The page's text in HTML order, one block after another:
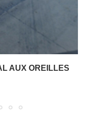
AUX OREILLES